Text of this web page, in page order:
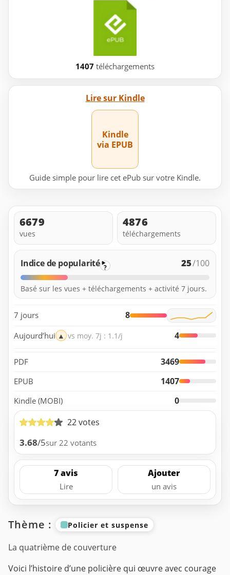
1407 téléchargements
Lire sur Kindle
Kindle
via EPUB
Guide simple pour lire cet ePub sur votre Kindle.
6679
vues
4876
téléchargements
Indice de popularité ? 25/100
Basé sur les vues + téléchargements + activité 7 jours.
7 jours 8
Aujourd’hui ▲ vs moy. 7j : 1.1/j 4
PDF 3469
EPUB 1407
Kindle (MOBI)
0
22 votes
3.68/5sur 22 votants
7 avis
Lire
Ajouter
un avis
Thème : Policier et suspense
La quatrième de couverture
Voici l’histoire d’une policière qui œuvre avec courage